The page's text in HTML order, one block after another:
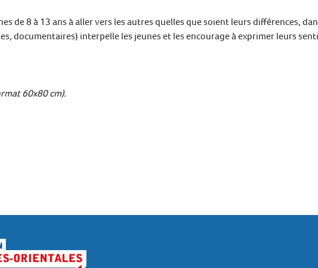
de 8 à 13 ans à aller vers les autres quelles que soient leurs différences,
documentaires) interpelle les jeunes et les encourage à exprimer leurs
60x80 cm).